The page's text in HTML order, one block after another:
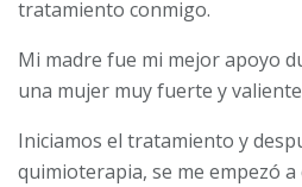
tratamiento conmigo.
Mi madre fue mi mejor apoyo
una mujer muy fuerte y
Iniciamos el tratamiento y
quimioterapia, se me empezó a